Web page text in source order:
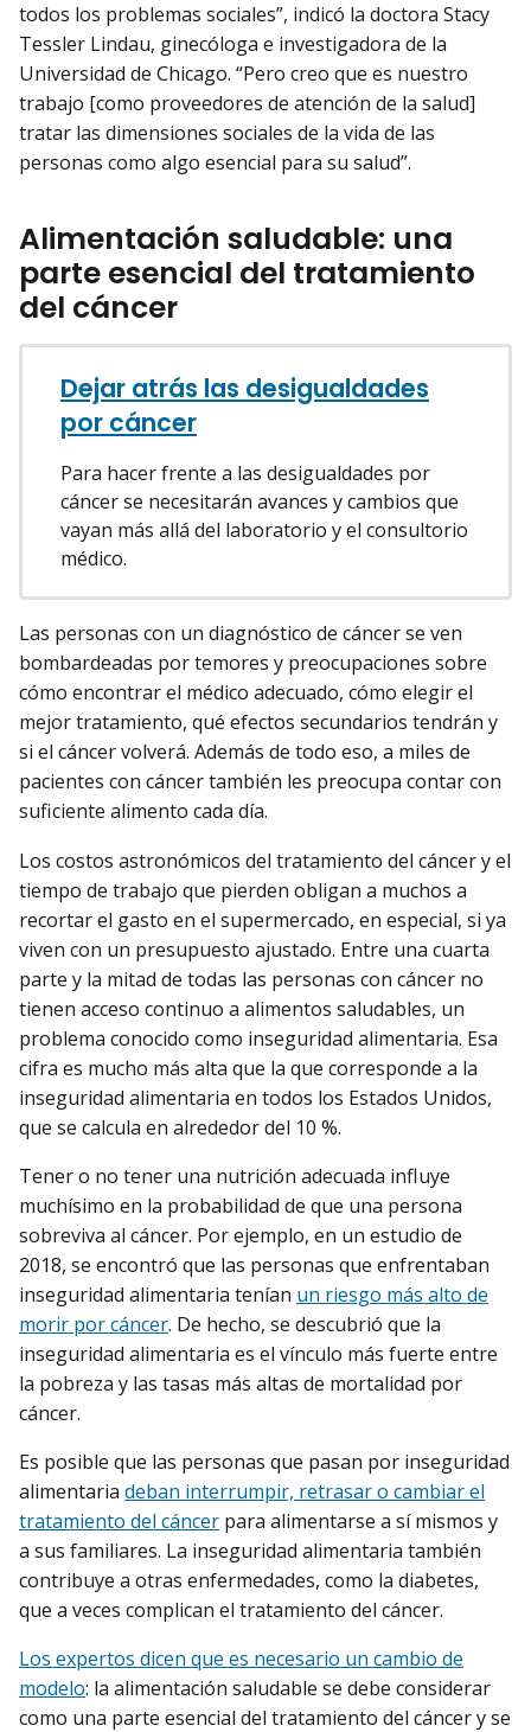
todos los problemas sociales”, indicó la doctora Stacy
Tessler Lindau, ginecóloga e investigadora de la
Universidad de Chicago. “Pero creo que es nuestro
trabajo [como proveedores de atención de la salud]
tratar las dimensiones sociales de la vida de las
personas como algo esencial para su salud”.
Alimentación saludable: una
parte esencial del tratamiento
del cáncer
Dejar atrás las desigualdades
por cáncer
Para hacer frente a las desigualdades por
cáncer se necesitarán avances y cambios que
vayan más allá del laboratorio y el consultorio
médico.
Las personas con un diagnóstico de cáncer se ven
bombardeadas por temores y preocupaciones sobre
cómo encontrar el médico adecuado, cómo elegir el
mejor tratamiento, qué efectos secundarios tendrán y
si el cáncer volverá. Además de todo eso, a miles de
pacientes con cáncer también les preocupa contar con
suficiente alimento cada día.
Los costos astronómicos del tratamiento del cáncer y el
tiempo de trabajo que pierden obligan a muchos a
recortar el gasto en el supermercado, en especial, si ya
viven con un presupuesto ajustado. Entre una cuarta
parte y la mitad de todas las personas con cáncer no
tienen acceso continuo a alimentos saludables, un
problema conocido como inseguridad alimentaria. Esa
cifra es mucho más alta que la que corresponde a la
inseguridad alimentaria en todos los Estados Unidos,
que se calcula en alrededor del 10 %.
Tener o no tener una nutrición adecuada influye
muchísimo en la probabilidad de que una persona
sobreviva al cáncer. Por ejemplo, en un estudio de
2018, se encontró que las personas que enfrentaban
inseguridad alimentaria tenían un riesgo más alto de
morir por cáncer. De hecho, se descubrió que la
inseguridad alimentaria es el vínculo más fuerte entre
la pobreza y las tasas más altas de mortalidad por
cáncer.
Es posible que las personas que pasan por inseguridad
alimentaria deban interrumpir, retrasar o cambiar el
tratamiento del cáncer para alimentarse a sí mismos y
a sus familiares. La inseguridad alimentaria también
contribuye a otras enfermedades, como la diabetes,
que a veces complican el tratamiento del cáncer.
Los expertos dicen que es necesario un cambio de
modelo: la alimentación saludable se debe considerar
como una parte esencial del tratamiento del cáncer y se